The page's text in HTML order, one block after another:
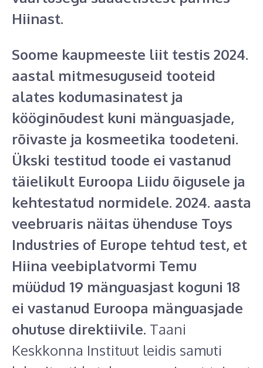
Hiinast.
Soome kaupmeeste liit testis 2024.
aastal mitmesuguseid tooteid
alates kodumasinatest ja
kööginõudest kuni mänguasjade,
rõivaste ja kosmeetika toodeteni.
Ükski testitud toode ei vastanud
täielikult Euroopa Liidu õigusele ja
kehtestatud normidele. 2024. aasta
veebruaris näitas ühenduse Toys
Industries of Europe tehtud test, et
Hiina veebiplatvormi Temu
müüdud 19 mänguasjast koguni 18
ei vastanud Euroopa mänguasjade
ohutuse direktiivile. Taani
Keskkonna Instituut leidis samuti